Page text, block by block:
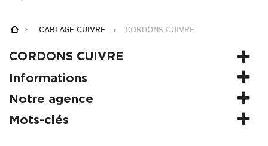
CABLAGE CUIVRE CORDONS CUIVRE
CORDONS CUIVRE
Informations
Notre agence
Mots-clés